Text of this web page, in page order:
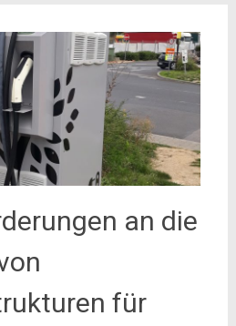
an die
für